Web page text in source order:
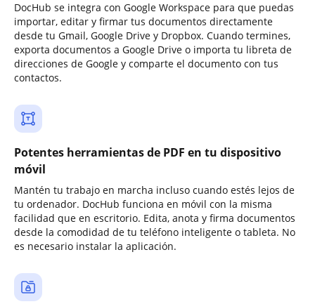
DocHub se integra con Google Workspace para que puedas
importar, editar y firmar tus documentos directamente
desde tu Gmail, Google Drive y Dropbox. Cuando termines,
exporta documentos a Google Drive o importa tu libreta de
direcciones de Google y comparte el documento con tus
contactos.
Potentes herramientas de PDF en tu dispositivo
móvil
Mantén tu trabajo en marcha incluso cuando estés lejos de
tu ordenador. DocHub funciona en móvil con la misma
facilidad que en escritorio. Edita, anota y firma documentos
desde la comodidad de tu teléfono inteligente o tableta. No
es necesario instalar la aplicación.